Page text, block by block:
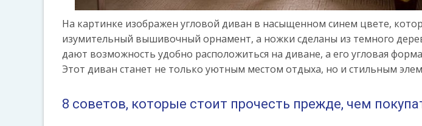
На картинке изображен угловой диван в насыщенном синем цвете,
изумительный вышивочный орнамент, а ножки сделаны из темного
дают возможность удобно расположиться на диване, а его угловая
Этот диван станет не только уютным местом отдыха, но и стильным
8 советов, которые стоит прочесть прежде, чем